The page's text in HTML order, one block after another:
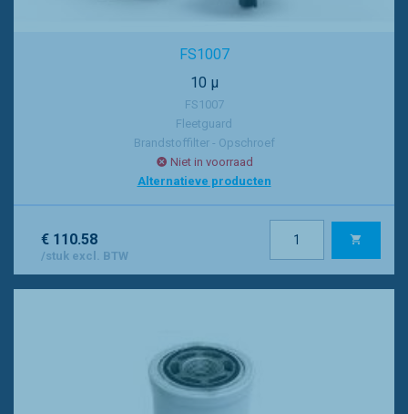
FS1007
10 µ
FS1007
Fleetguard
Brandstoffilter - Opschroef
Niet in voorraad
Alternatieve producten
€ 110.58
/stuk excl. BTW